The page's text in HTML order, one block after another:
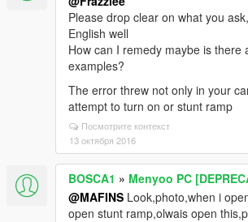
Please drop clear on what you
English well
How can I remedy maybe is there
examples?
The error threw not only in your
attempt to turn on or stunt ramp
Посмотрите контекст
13 октября 2016
BOSCA1 » Menyoo PC
@MAFINS Look,photo,when i
open stunt ramp,olwais open